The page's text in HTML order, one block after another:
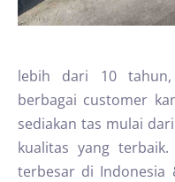
lebih dari 10
berbagai customer
sediakan tas mulai
kualitas yang
terbesar di Indonesia